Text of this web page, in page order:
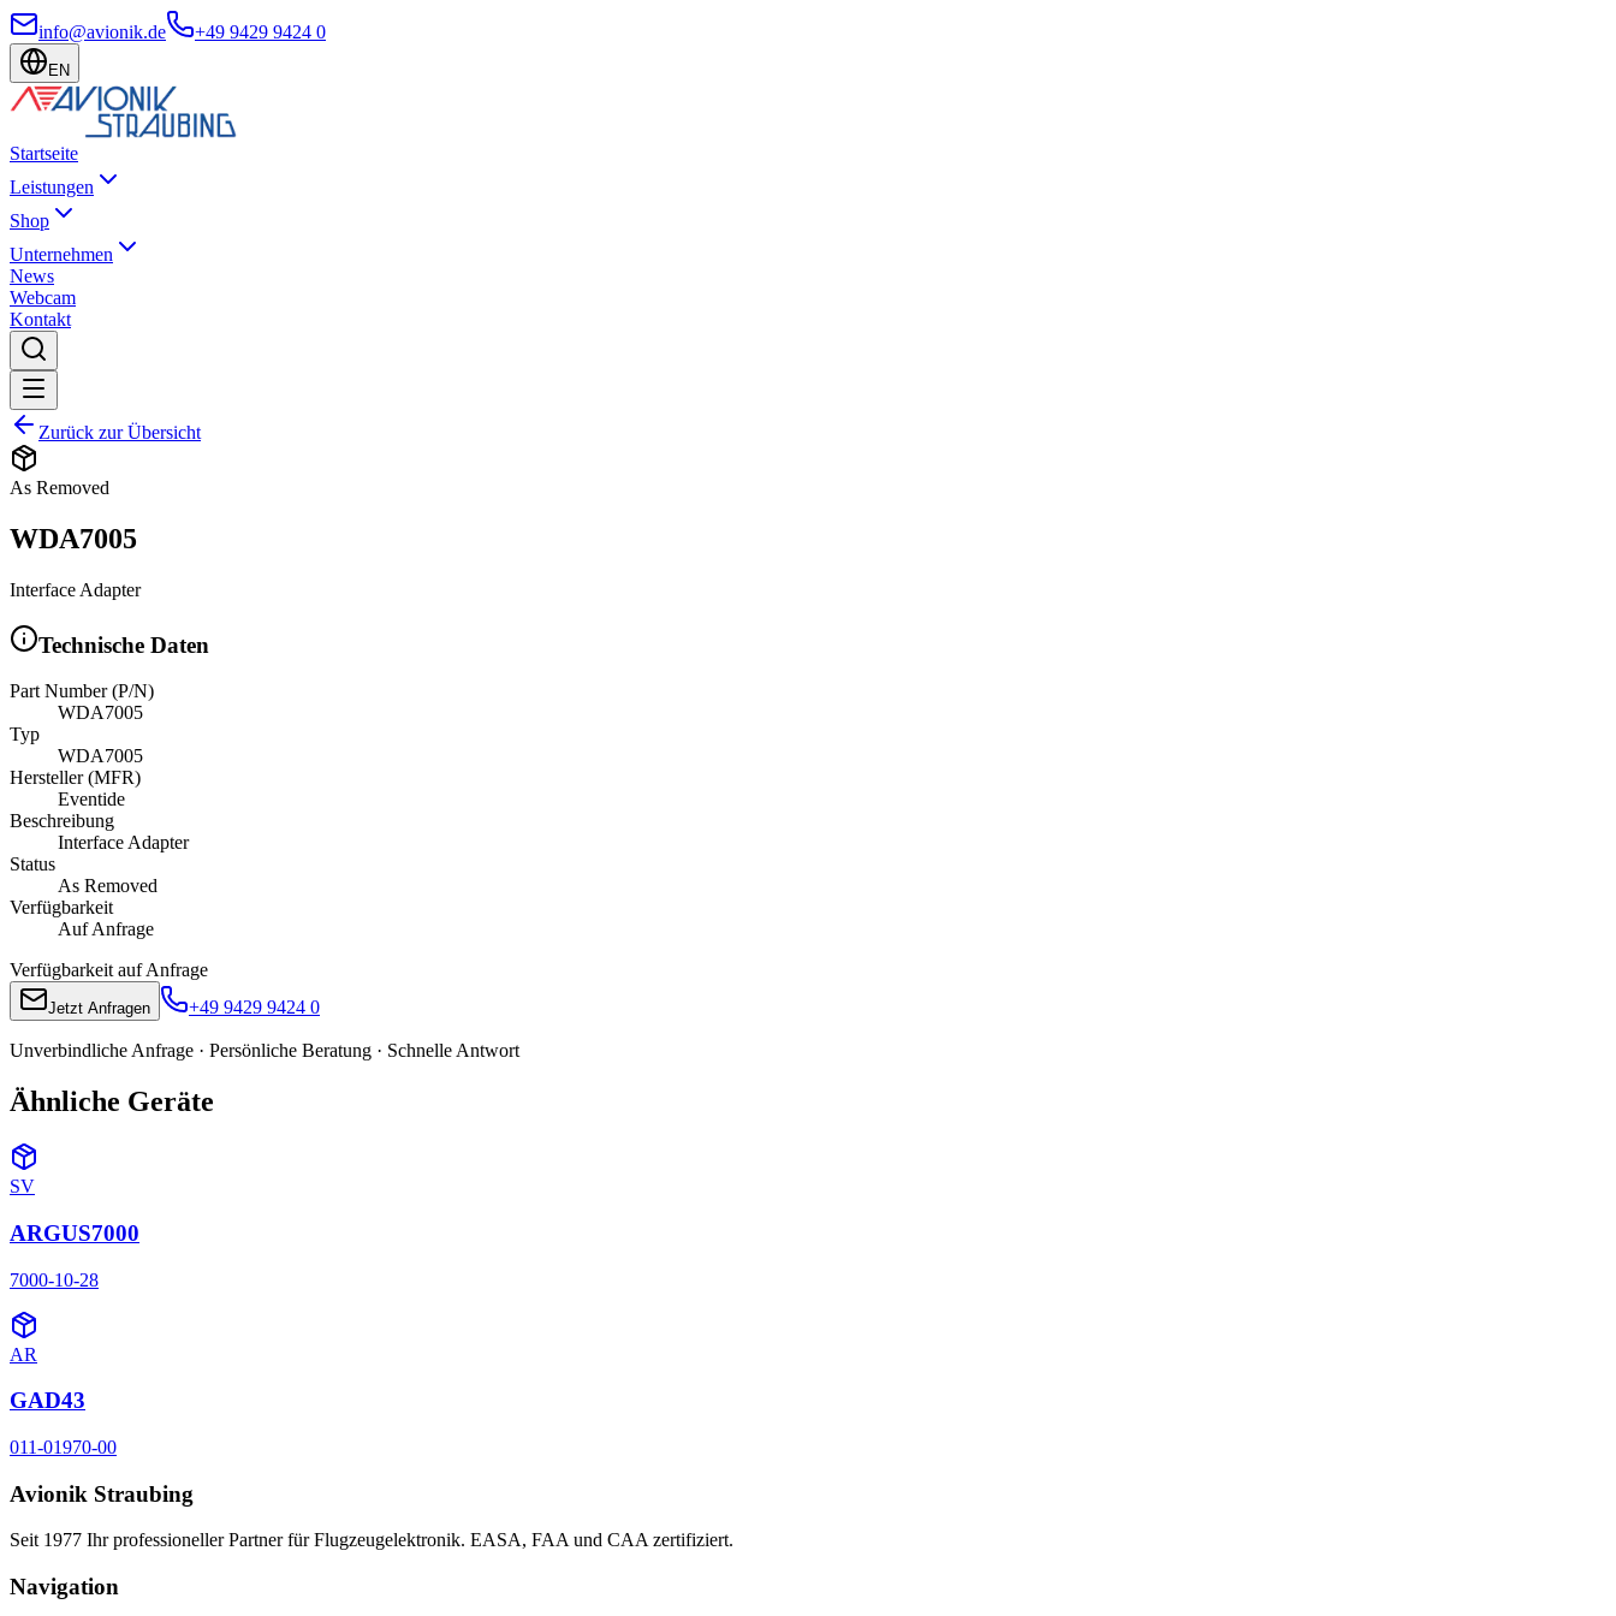
info@avionik.de +49 9429 9424 0
EN
Startseite
Leistungen
Shop
Unternehmen
News
Webcam
Kontakt
Zurück zur Übersicht
As Removed
WDA7005
Interface Adapter
Technische Daten
Part Number (P/N)
WDA7005
Typ
WDA7005
Hersteller (MFR)
Eventide
Beschreibung
Interface Adapter
Status
As Removed
Verfügbarkeit
Auf Anfrage
Verfügbarkeit auf Anfrage
Jetzt Anfragen +49 9429 9424 0
Unverbindliche Anfrage · Persönliche Beratung · Schnelle Antwort
Ähnliche Geräte
SV
ARGUS7000
7000-10-28
AR
GAD43
011-01970-00
Avionik Straubing
Seit 1977 Ihr professioneller Partner für Flugzeugelektronik. EASA, FAA und CAA zertifiziert.
Navigation